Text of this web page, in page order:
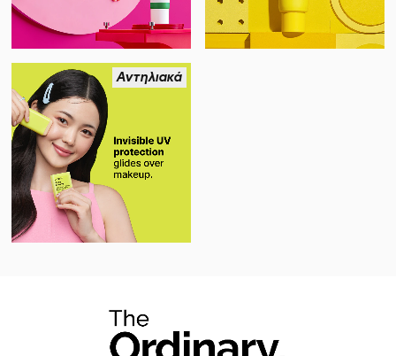
Αντηλιακά